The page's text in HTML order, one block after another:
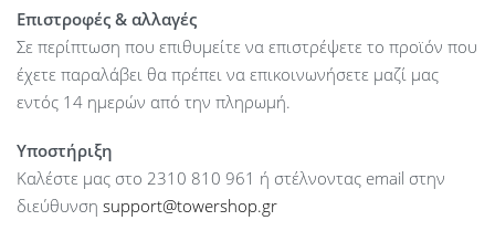
Expansion Slots : 5
Ports : 2 x USB 3.2 Gen 1
Ports : 1 x USB-C
Ports : 1 x Microphone
Colour : Black
Επιστροφές & αλλαγές
Σε περίπτωση που επιθυμείτε να επιστρέψετε το προϊόν που
έχετε παραλάβει θα πρέπει να επικοινωνήσετε μαζί μας
εντός 14 ημερών από την πληρωμή.
Υποστήριξη
Καλέστε μας στο 2310 810 961 ή στέλνοντας email στην
διεύθυνση support@towershop.gr